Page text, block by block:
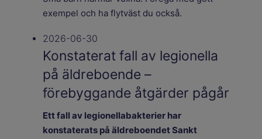
exempel och ha flytväst du också.
2026-06-30
Konstaterat fall av legionella
på äldreboende –
förebyggande åtgärder pågår
Ett fall av legionellabakterier har
konstaterats på äldreboendet Sankt